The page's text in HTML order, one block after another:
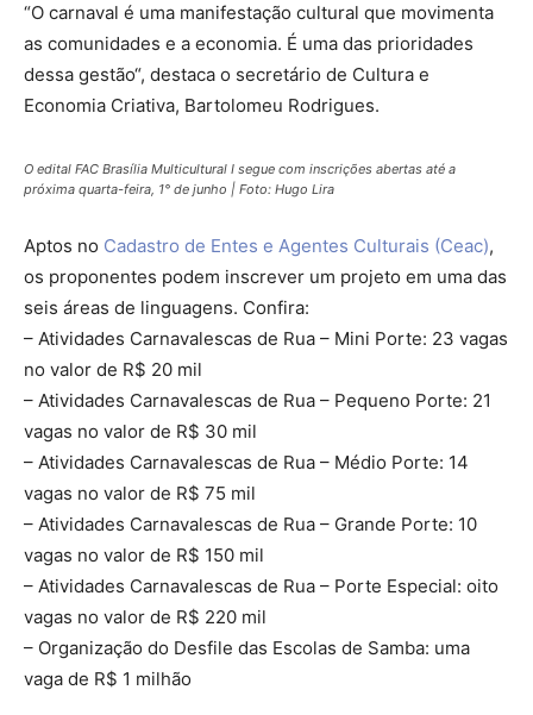
“O carnaval é uma manifestação cultural que movimenta
as comunidades e a economia. É uma das prioridades
dessa gestão“, destaca o secretário de Cultura e
Economia Criativa, Bartolomeu Rodrigues.
O edital FAC Brasília Multicultural I segue com inscrições abertas até a
próxima quarta-feira, 1° de junho | Foto: Hugo Lira
Aptos no Cadastro de Entes e Agentes Culturais (Ceac),
os proponentes podem inscrever um projeto em uma das
seis áreas de linguagens. Confira:
– Atividades Carnavalescas de Rua – Mini Porte: 23 vagas
no valor de R$ 20 mil
– Atividades Carnavalescas de Rua – Pequeno Porte: 21
vagas no valor de R$ 30 mil
– Atividades Carnavalescas de Rua – Médio Porte: 14
vagas no valor de R$ 75 mil
– Atividades Carnavalescas de Rua – Grande Porte: 10
vagas no valor de R$ 150 mil
– Atividades Carnavalescas de Rua – Porte Especial: oito
vagas no valor de R$ 220 mil
– Organização do Desfile das Escolas de Samba: uma
vaga de R$ 1 milhão